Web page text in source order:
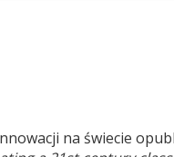
na świecie